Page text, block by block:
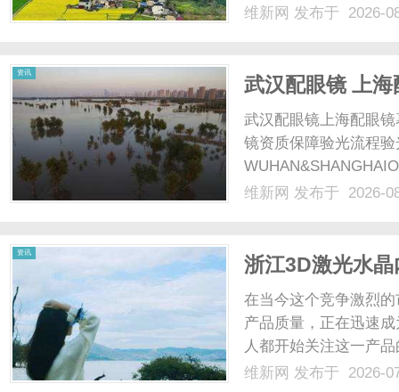
配镜的写字楼眼镜店
维新网 发布于 2026-
资讯
武汉配眼镜 上海
武汉配眼镜上海配眼
镜资质保障验光流程
配镜的写字楼眼镜店
维新网 发布于 2026-
资讯
浙江3D激光水
在当今这个竞争激烈
产品质量，正在迅速
人都开始关注这一产
雕机哪家好”，本文将
维新网 发布于 2026-